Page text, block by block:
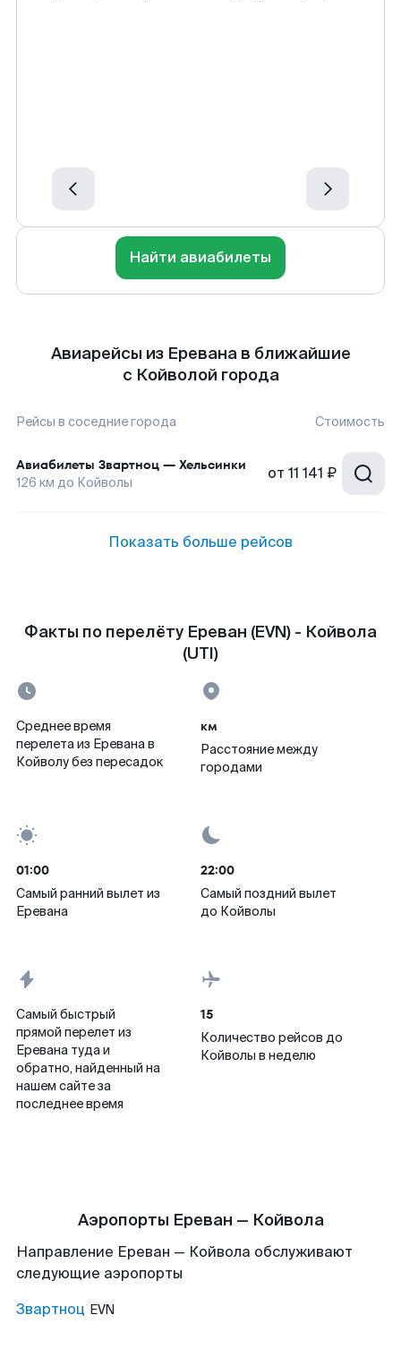
Найти авиабилеты
Авиарейсы из Еревана в ближайшие
с Койволой города
Рейсы в соседние города Стоимость
Авиабилеты Звартноц — Хельсинки
126 км до Койволы от 11 141 ₽
Показать больше рейсов
Факты по перелёту Ереван (EVN) - Койвола
(UTI)
Среднее время
перелета из Еревана в
Койволу без пересадок
км
Расстояние между
городами
01:00
Самый ранний вылет из
Еревана
22:00
Самый поздний вылет
до Койволы
Самый быстрый
прямой перелет из
Еревана туда и
обратно, найденный на
нашем сайте за
последнее время
15
Количество рейсов до
Койволы в неделю
Аэропорты Ереван — Койвола
Направление Ереван — Койвола обслуживают
следующие аэропорты
Звартноц EVN